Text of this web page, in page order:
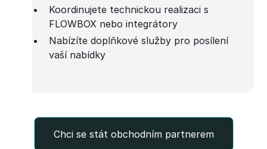
Koordinujete technickou realizaci s
FLOWBOX nebo integrátory
Nabízíte doplňkové služby pro posílení
vaší nabídky
Chci se stát obchodním partnerem